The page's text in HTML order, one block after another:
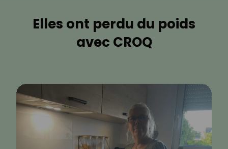
Elles ont perdu du poids
avec CROQ